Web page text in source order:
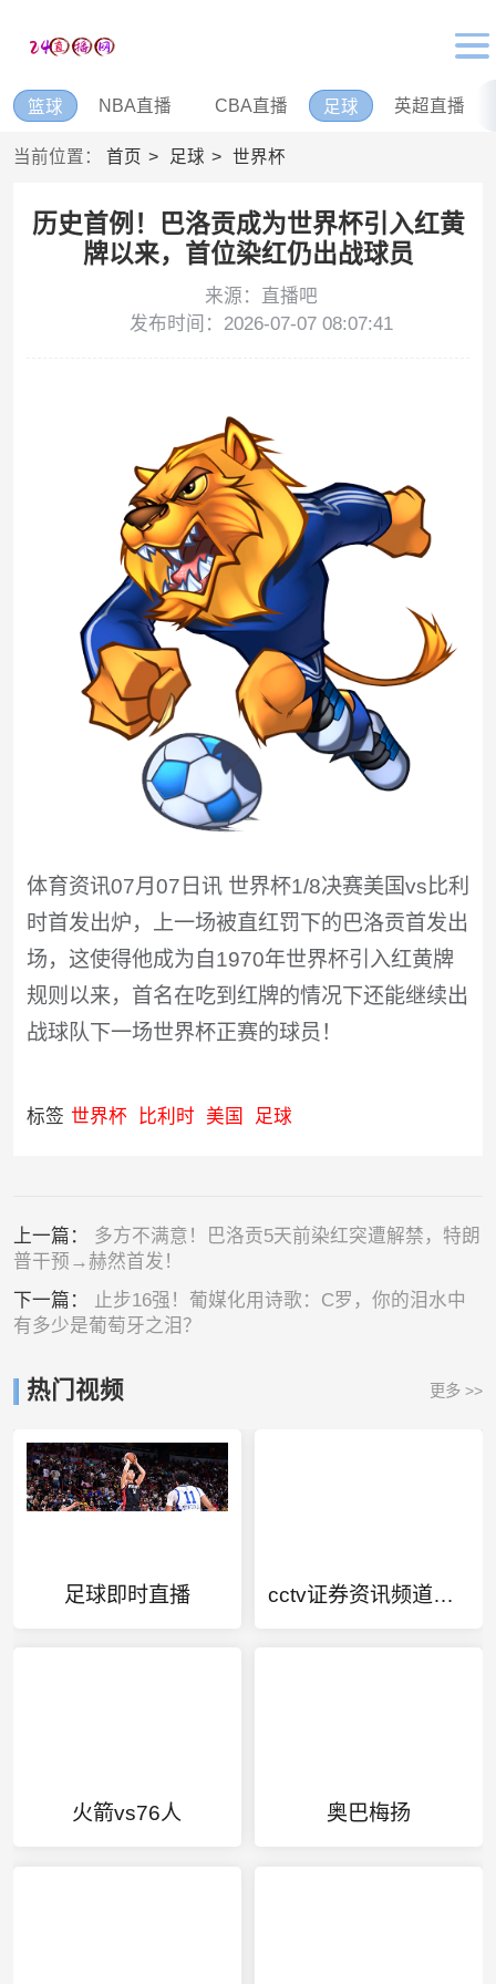
篮球 NBA直播 CBA直播 足球 英超直播
当前位置： 首页 足球 世界杯
历史首例！巴洛贡成为世界杯引入红黄
牌以来，首位染红仍出战球员
来源：直播吧
发布时间：2026-07-07 08:07:41
体育资讯07月07日讯 世界杯1/8决赛美国vs比利
时首发出炉，上一场被直红罚下的巴洛贡首发出
场，这使得他成为自1970年世界杯引入红黄牌
规则以来，首名在吃到红牌的情况下还能继续出
战球队下一场世界杯正赛的球员！
标签 世界杯 比利时 美国 足球
上一篇： 多方不满意！巴洛贡5天前染红突遭解禁，特朗
普干预→赫然首发！
下一篇：
止步16强！葡媒化用诗歌：C罗，你的泪水中
有多少是葡萄牙之泪？
热门视频 更多 >>
足球即时直播 cctv证券资讯频道直播
火箭vs76人 奥巴梅扬